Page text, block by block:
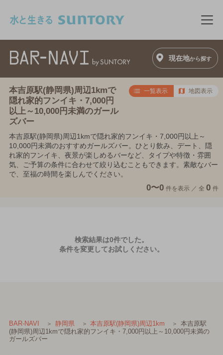
メ
現在地から探す
本吉原駅(静岡県)周辺1kmで
隠れ家的フンイキ・7,000円
以上～10,000円未満のガール
ズバー
一覧表示 地図表示
本吉原駅(静岡県)周辺1kmで隠れ家的フンイキ・7,000円以上～
10,000円未満のおすすめガールズバー。ひとり飲み、デート、隠
れ家的フンイキ、夜景が楽しめるバーなど、タイプや特徴・雰囲
気、ご予算の条件に合わせて絞り込むこともできます。素敵なバー
で、至福の時間を楽しんでください。
0〜0 件を表示 ／ 全 0 件
検索結果は0件でした。
条件を変更してお試しください。
BAR-NAVI 静岡県 本吉原駅(静岡県)周辺1km
本吉原駅
(静岡県)周辺1kmで隠れ家的フンイキ・7,000円以上～10,000円未満の
ガールズバー